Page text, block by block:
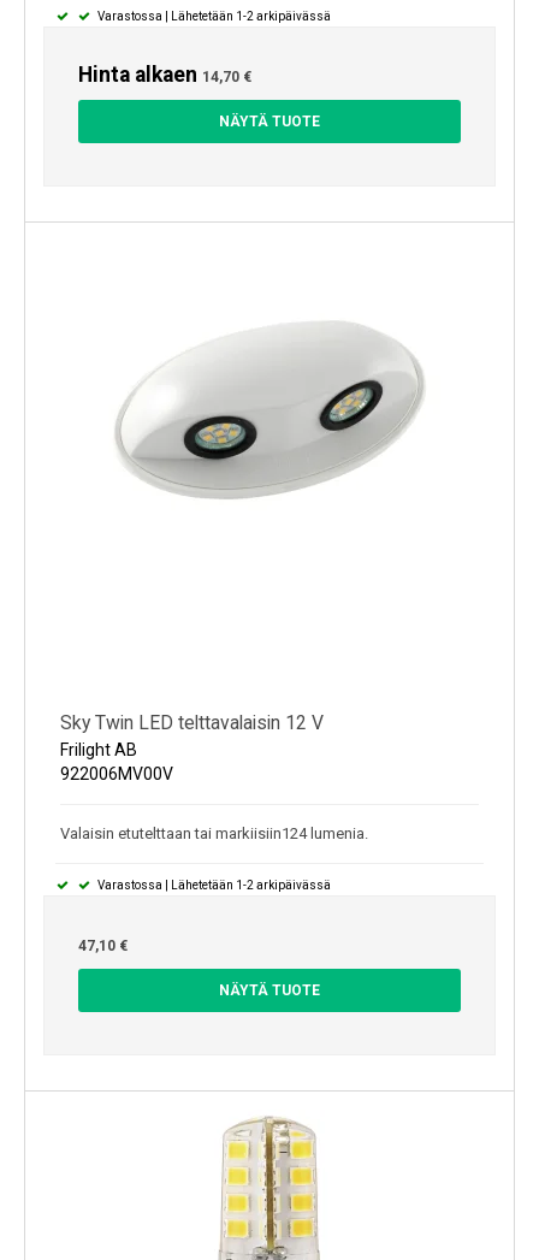
Varastossa | Lähetetään 1-2 arkipäivässä
Hinta alkaen 14,70 €
NÄYTÄ TUOTE
Sky Twin LED telttavalaisin 12 V
Frilight AB
922006MV00V
Valaisin etutelttaan tai markiisiin124 lumenia.
Varastossa | Lähetetään 1-2 arkipäivässä
47,10 €
NÄYTÄ TUOTE